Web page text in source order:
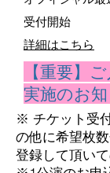
受付開始
詳細はこちら
【重要】
実施のお
※ チケット受
の他に希望枚
登録して頂い